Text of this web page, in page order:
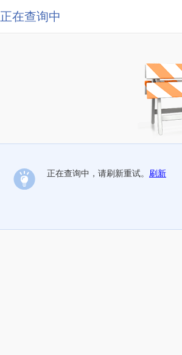
正在查询中
正在查询中，请刷新重试。 刷新